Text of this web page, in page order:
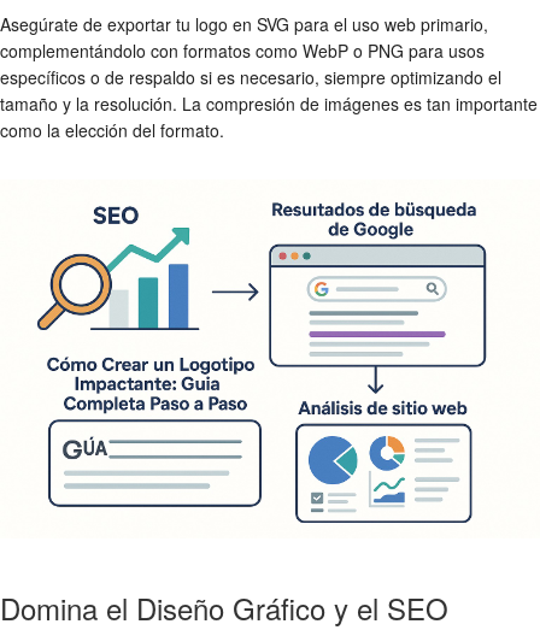
Asegúrate de exportar tu logo en SVG para el uso web primario,
complementándolo con formatos como WebP o PNG para usos
específicos o de respaldo si es necesario, siempre optimizando el
tamaño y la resolución. La compresión de imágenes es tan importante
como la elección del formato.
Domina el Diseño Gráfico y el SEO